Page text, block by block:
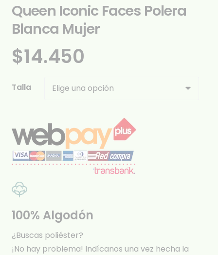
Queen Iconic Faces Polera
Blanca Mujer
$14.450
Talla
100% Algodón
¿Buscas poliéster?
¡No hay problema! Indícanos una vez hecha la